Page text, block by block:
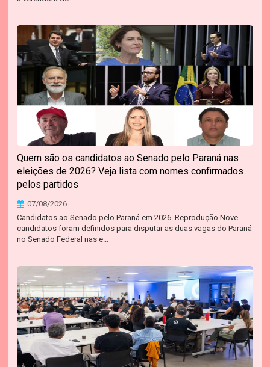
Quem são os candidatos ao Senado pelo Paraná nas
eleições de 2026? Veja lista com nomes confirmados
pelos partidos
07/08/2026
Candidatos ao Senado pelo Paraná em 2026. Reprodução Nove
candidatos foram definidos para disputar as duas vagas do Paraná
no Senado Federal nas e...